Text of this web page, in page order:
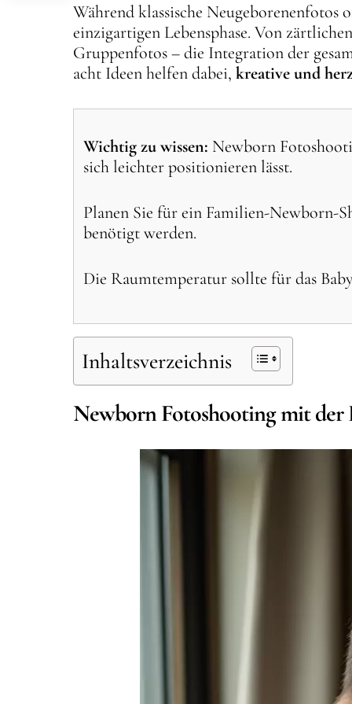
Während klassische Neugeborenenfotos
einzigartigen Lebensphase. Von
Gruppenfotos – die Integration der
acht Ideen helfen dabei, kreative und
Wichtig zu wissen: Newborn
sich leichter positionieren lässt.
Planen Sie für ein Familien-Newborn-
benötigt werden.
Die Raumtemperatur sollte für das
Inhaltsverzeichnis
Newborn Fotoshooting mit der